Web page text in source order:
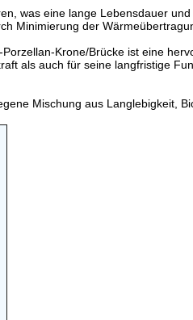
was eine lange Lebensdauer
Minimierung der
Krone/Brücke ist eine
als auch für seine langfristige
Mischung aus Langlebigkeit,